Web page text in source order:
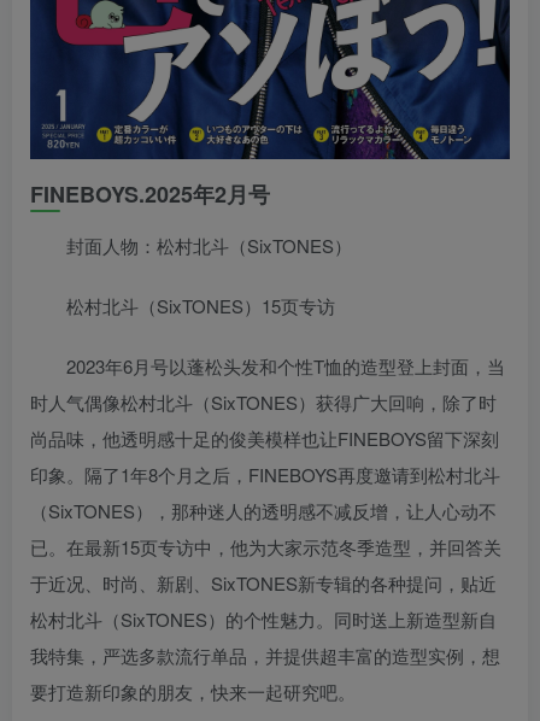
FINEBOYS.2025年2月号
封面人物：松村北斗（SixTONES）
松村北斗（SixTONES）15页专访
2023年6月号以蓬松头发和个性T恤的造型登上封面，当
时人气偶像松村北斗（SixTONES）获得广大回响，除了时
尚品味，他透明感十足的俊美模样也让FINEBOYS留下深刻
印象。隔了1年8个月之后，FINEBOYS再度邀请到松村北斗
（SixTONES），那种迷人的透明感不减反增，让人心动不
已。在最新15页专访中，他为大家示范冬季造型，并回答关
于近况、时尚、新剧、SixTONES新专辑的各种提问，贴近
松村北斗（SixTONES）的个性魅力。同时送上新造型新自
我特集，严选多款流行单品，并提供超丰富的造型实例，想
要打造新印象的朋友，快来一起研究吧。